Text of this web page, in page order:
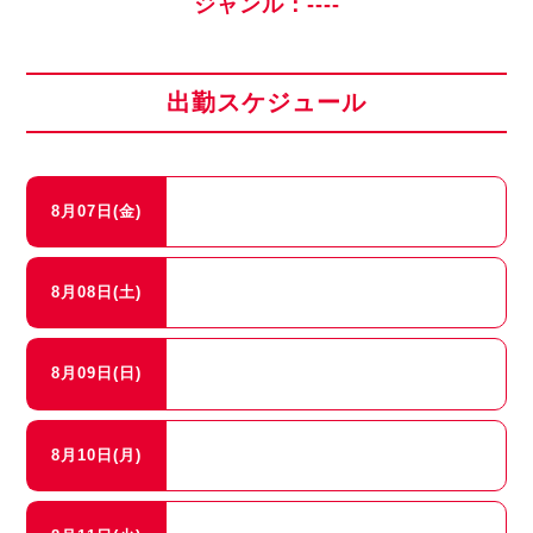
ジャンル：----
出勤スケジュール
8月07日(金)
8月08日(土)
8月09日(日)
8月10日(月)